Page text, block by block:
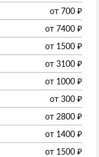
от 700 ₽
от 7400 ₽
от 1500 ₽
от 3100 ₽
от 1000 ₽
от 300 ₽
от 2800 ₽
от 1400 ₽
от 1500 ₽